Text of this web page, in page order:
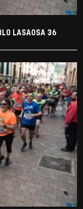
LASAOSA 36